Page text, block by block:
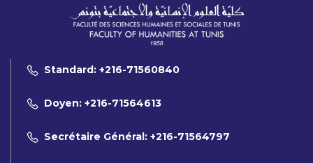
Standard: +216-71560840
Doyen: +216-71564613
Secrétaire Général: +216-71564797